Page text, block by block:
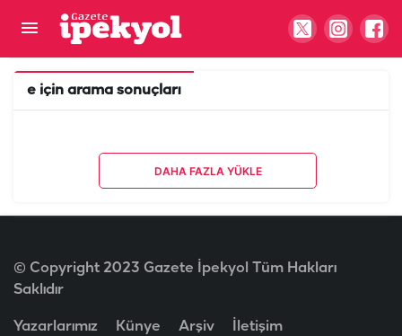
e için arama sonuçları
DAHA FAZLA YÜKLE
© Copyright 2023 Gazete İpekyol Tüm Hakları
Saklıdır
Yazarlarımız Künye Arşiv
İletişim